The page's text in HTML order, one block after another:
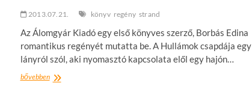
2013.07.21. könyv regény strand
Az Álomgyár Kiadó egy első könyves szerző, Borbás Edina
romantikus regényét mutatta be. A Hullámok csapdája egy
lányról szól, aki nyomasztó kapcsolata elől egy hajón…
bővebbenElsőkönyves